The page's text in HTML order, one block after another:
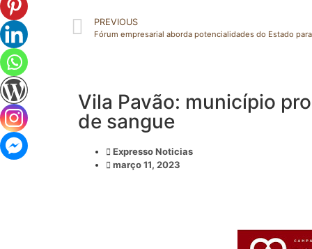
PREVIOUS
Fórum empresarial aborda potencialidades do Estado
Vila Pavão: município
de sangue
Expresso Noticias
março 11, 2023